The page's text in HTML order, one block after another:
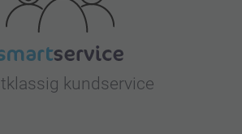
kundservice